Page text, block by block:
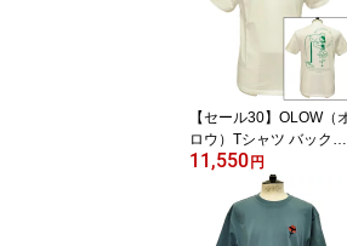
マクエニフ】
【セール30】OLOW（
ロウ）Tシャツ バックプ
リント 植物のイラスト O
L612001-01 ホワイト 白
xグリーン オーガニック
コットン100% ゆったり
11,550 円